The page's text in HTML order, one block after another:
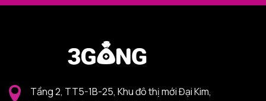
Tầng 2, TT5-1B-25, Khu đô thị mới Đại Kim,